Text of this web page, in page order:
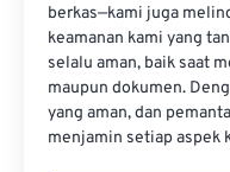
berkas—kami juga
keamanan kami yang
selalu aman, baik saat
maupun dokumen.
yang aman, dan
menjamin setiap aspek